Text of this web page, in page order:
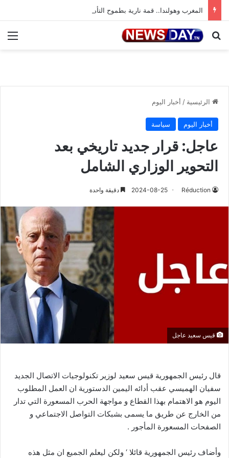
المغرب وهولندا.. قمة نارية بطموح التأهل إلى ثمن النهائي
بحث عن
الرئيسية / أخبار اليوم
أخبار اليوم سياسة
عاجل: قرار جديد تاريخي بعد
التحوير الوزاري الشامل
Réduction
2024-08-25 دقيقة واحدة
قيس سعيد عاجل
قال رئيس الجمهورية قيس سعيد لوزير تكنولوجيات الاتصال الجديد
سفيان الهميسي عقب أدائه اليمين الدستورية ان العمل المطلوب
اليوم هو الاهتمام بهذا القطاع و مواجهة الحرب المسعورة التي تدار
من الخارج عن طريق ما يسمى بشبكات التواصل الاجتماعي و
الصفحات المسعورة المأجور .
وأضاف رئيس الجمهورية قائلا ‘ ولكن ليعلم الجميع ان مثل هذه